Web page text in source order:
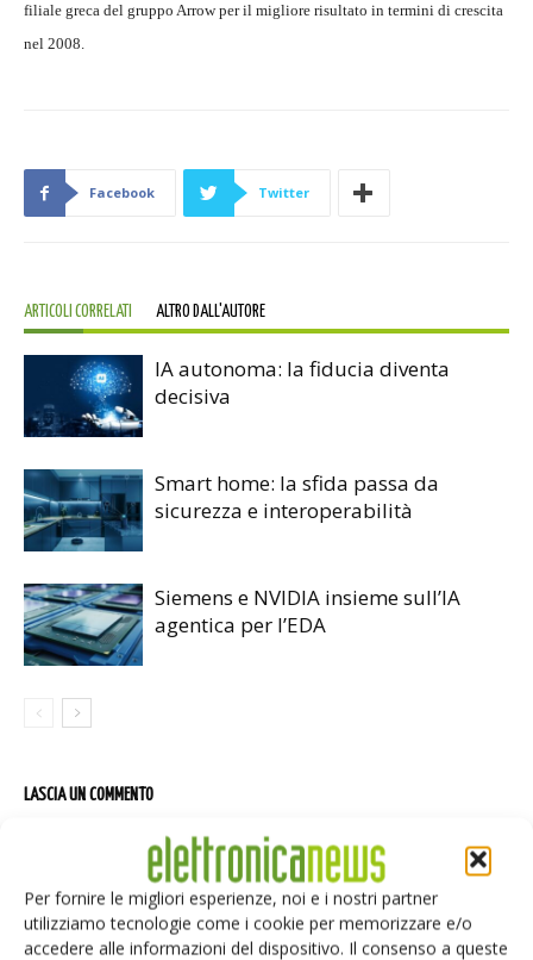
Per fornire le migliori esperienze, noi e i nostri partner
utilizziamo tecnologie come i cookie per memorizzare e/o
accedere alle informazioni del dispositivo. Il consenso a queste
filiale greca del gruppo Arrow per il migliore risultato in termini di crescita
nel 2008.
Facebook Twitter
ARTICOLI CORRELATI ALTRO DALL'AUTORE
IA autonoma: la fiducia diventa
decisiva
Smart home: la sfida passa da
sicurezza e interoperabilità
Siemens e NVIDIA insieme sull’IA
agentica per l’EDA
LASCIA UN COMMENTO